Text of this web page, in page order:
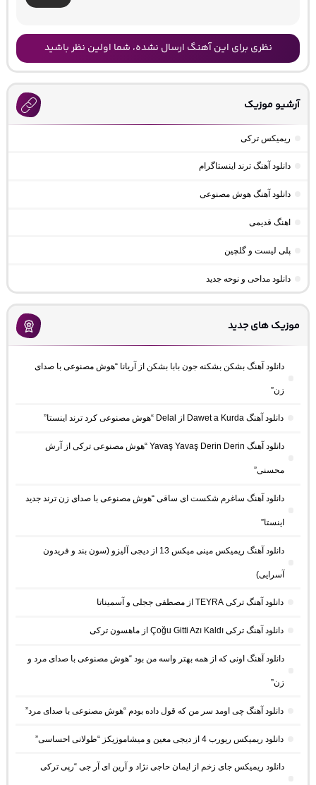
نظری برای این آهنگ ارسال نشده، شما اولین نظر باشید
آرشیو موزیک
ریمیکس ترکی
دانلود آهنگ ترند اینستاگرام
دانلود آهنگ هوش مصنوعی
اهنگ قدیمی
پلی لیست و گلچین
دانلود مداحی و نوحه جدید
موزیک های جدید
دانلود آهنگ بشکن بشکنه جون بابا بشکن از آریانا “هوش مصنوعی با صدای
زن”
دانلود آهنگ Dawet a Kurda از Delal “هوش مصنوعی کرد ترند اینستا”
دانلود آهنگ Yavaş Yavaş Derin Derin “هوش مصنوعی ترکی از آرش
محسنی”
دانلود آهنگ ساغرم شکست ای ساقی “هوش مصنوعی با صدای زن ترند جدید
اینستا”
دانلود آهنگ ریمیکس مینی میکس 13 از دیجی آلیزو (سون بند و فریدون
آسرایی)
دانلود آهنگ ترکی TEYRA از مصطفی ججلی و آسمیناتا
دانلود آهنگ ترکی Çoğu Gitti Azı Kaldı از ماهسون ترکی
دانلود آهنگ اونی که از همه بهتر واسه من بود “هوش مصنوعی با صدای مرد و
زن”
دانلود آهنگ چی اومد سر من که قول داده بودم “هوش مصنوعی با صدای مرد”
دانلود ریمیکس ریورب 4 از دیجی معین و میشاموزیکز “طولانی احساسی”
دانلود ریمیکس جای زخم از ایمان حاجی نژاد و آرین ای آر جی “رپی ترکی